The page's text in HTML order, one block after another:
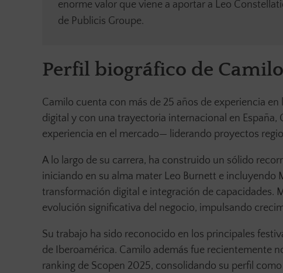
enorme valor que viene a aportar a Leo
de Publicis Groupe.
Perfil biográfico de
Camilo cuenta con más de 25 años de experiencia
digital y con una trayectoria internacional en
experiencia en el mercado— liderando proyectos
A lo largo de su carrera, ha construido un sólido
iniciando en su alma mater Leo Burnett e
transformación digital e integración de capacidades.
evolución significativa del negocio, impulsando
Su trabajo ha sido reconocido en los principales
de Iberoamérica. Camilo además fue recientemente
ranking de Scopen 2025, consolidando su perfil